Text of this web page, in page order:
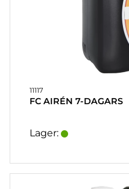
11117
FC AIRÉN 7-DAGARS
Lager: